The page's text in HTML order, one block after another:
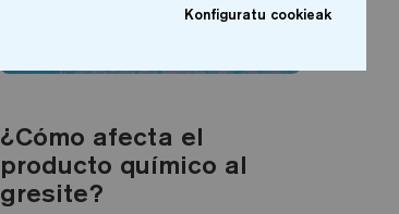
¿Cómo afecta el
producto químico al
gresite?
Konfiguratu cookieak